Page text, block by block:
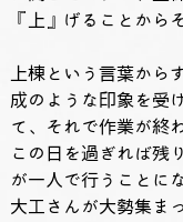
『上』げることから
上棟という言葉から
成のような印象を受
て、それで作業が終
この日を過ぎれば残
が一人で行うことに
大工さんが大勢集ま